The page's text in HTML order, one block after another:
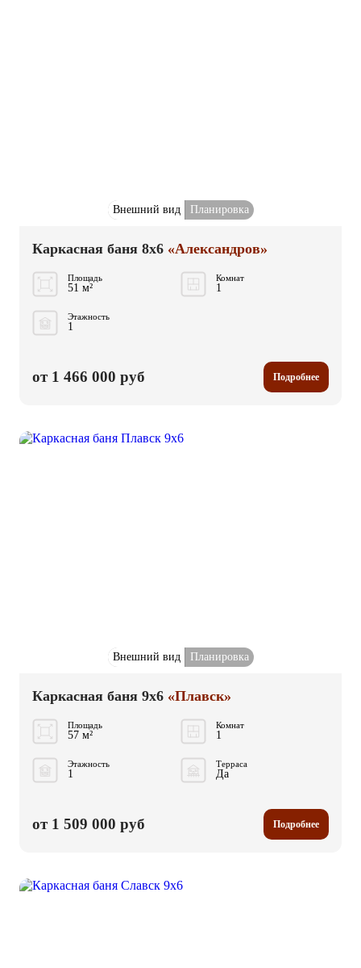
Внешний вид Планировка
Каркасная баня 8x6 «Александров»
Площадь
51 м²
Комнат
1
Этажность
1
от 1 466 000 руб Подробнее
Внешний вид Планировка
Каркасная баня 9x6 «Плавск»
Площадь
57 м²
Комнат
1
Этажность
1
Терраса
Да
от 1 509 000 руб Подробнее